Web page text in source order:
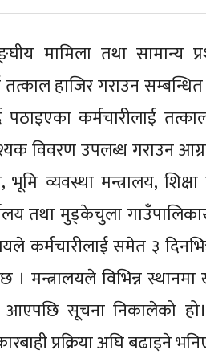
मामिला तथा सामान्य
हाजिर गराउन
पठाइएका कर्मचारीलाई
विवरण उपलब्ध गराउन
भूमि व्यवस्था मन्त्रालय,
तथा मुड्केचुला
कर्मचारीलाई समेत ३
। मन्त्रालयले विभिन्न
सूचना निकालेको
प्रक्रिया अघि बढाइने